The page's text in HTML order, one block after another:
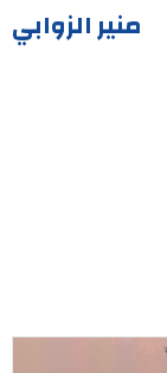
منير الزوابي